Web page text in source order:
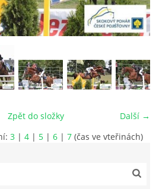
Další →
Zpět do složky
3 | 4 | 5 | 6 | 7 (čas ve vteřinách)